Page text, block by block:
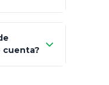
cuenta?